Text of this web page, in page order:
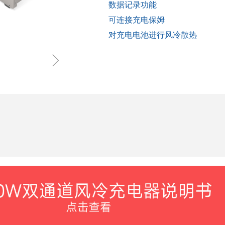
ꁇ
数据记录功能
可连接充电保姆
对充电电池进行风冷散热